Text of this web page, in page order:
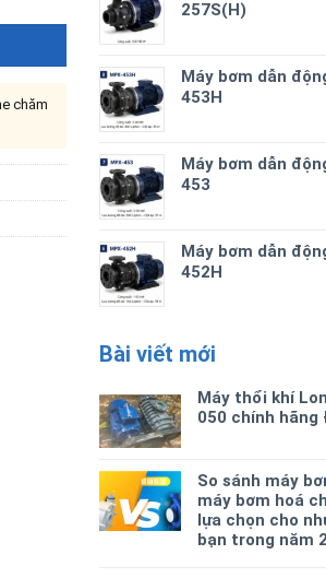
257S(H)
Máy bơm dẫn
453H
Máy bơm dẫn
453
Máy bơm dẫn
452H
Bài viết mới
Máy thổi khí
050 chính hãng
So sánh máy
máy bơm hoá
lựa chọn cho
bạn trong năm
chăm